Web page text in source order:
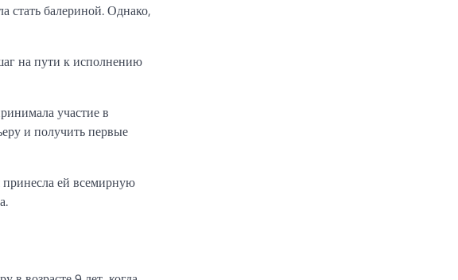
стать балериной. Однако,
на пути к исполнению
участие в
и получить первые
ей всемирную